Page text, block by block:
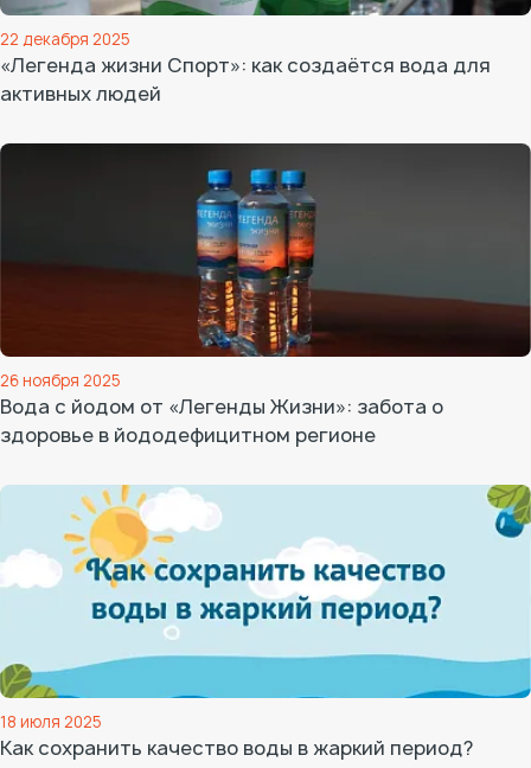
22 декабря 2025
«Легенда жизни Спорт»: как создаётся вода для
активных людей
26 ноября 2025
Вода с йодом от «Легенды Жизни»: забота о
здоровье в йододефицитном регионе
18 июля 2025
Как сохранить качество воды в жаркий период?